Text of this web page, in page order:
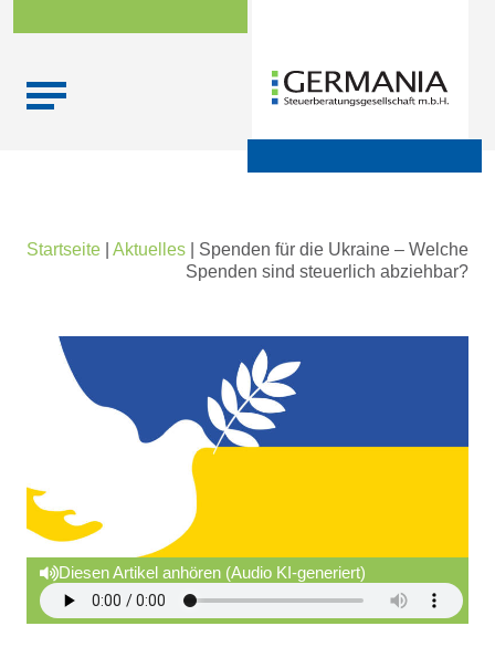
Startseite Aktuelles
Spenden für die Ukraine – Welche
Spenden sind steuerlich abziehbar?
Diesen Artikel anhören (Audio KI-generiert)